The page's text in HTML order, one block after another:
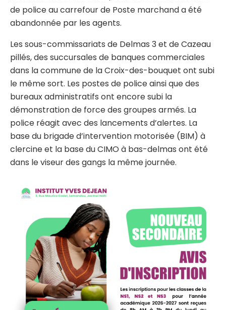
de police au carrefour de Poste marchand a été
abandonnée par les agents.
Les sous-commissariats de Delmas 3 et de Cazeau
pillés, des succursales de banques commerciales
dans la commune de la Croix-des-bouquet ont subi
le même sort. Les postes de police ainsi que des
bureaux administratifs ont encore subi la
démonstration de force des groupes armés. La
police réagit avec des lancements d’alertes. La
base du brigade d’intervention motorisée (BIM) à
clercine et la base du CIMO à bas-delmas ont été
dans le viseur des gangs la même journée.